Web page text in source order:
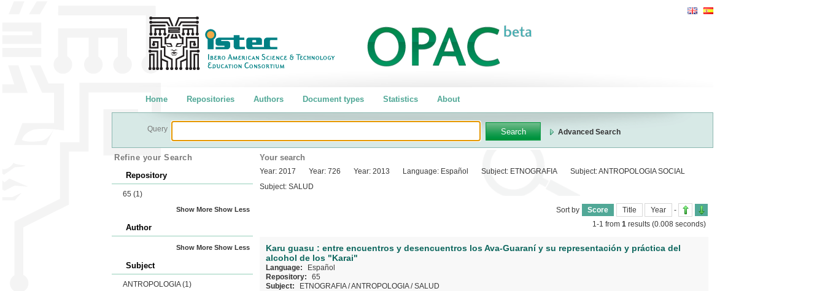
Home Repositories Authors Document types Statistics About
Query Advanced Search
Refine your Search
Repository
65 (1)
Show More Show Less
Author
Show More Show Less
Subject
ANTROPOLOGIA(1)
Your search
Year: 2017 Year: 726 Year: 2013 Language: Español Subject: ETNOGRAFIA Subject:ANTROPOLOGIA SOCIAL
Subject: SALUD
Sort by Score Title Year
-
1-1 from 1 results (0.008 seconds)
Karu guasu : entre encuentros y desencuentros los Ava-Guaraní y su representación y práctica del
alcohol de los "Karai"
Language:
Español
Repository:
65
Subject:
ETNOGRAFIA/ANTROPOLOGIA/SALUD